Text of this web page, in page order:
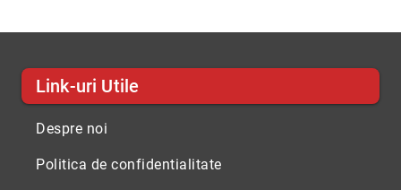
Link-uri Utile
Despre noi
Politica de confidentialitate